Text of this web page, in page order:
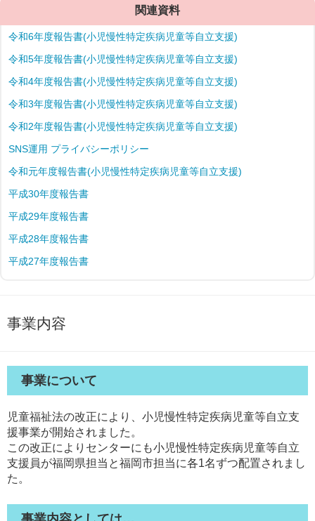
関連資料
令和6年度報告書(小児慢性特定疾病児童等自立支援)
令和5年度報告書(小児慢性特定疾病児童等自立支援)
令和4年度報告書(小児慢性特定疾病児童等自立支援)
令和3年度報告書(小児慢性特定疾病児童等自立支援)
令和2年度報告書(小児慢性特定疾病児童等自立支援)
SNS運用 プライバシーポリシー
令和元年度報告書(小児慢性特定疾病児童等自立支援)
平成30年度報告書
平成29年度報告書
平成28年度報告書
平成27年度報告書
事業内容
事業について
児童福祉法の改正により、小児慢性特定疾病児童等自立支
援事業が開始されました。
この改正によりセンターにも小児慢性特定疾病児童等自立
支援員が福岡県担当と福岡市担当に各1名ずつ配置されまし
た。